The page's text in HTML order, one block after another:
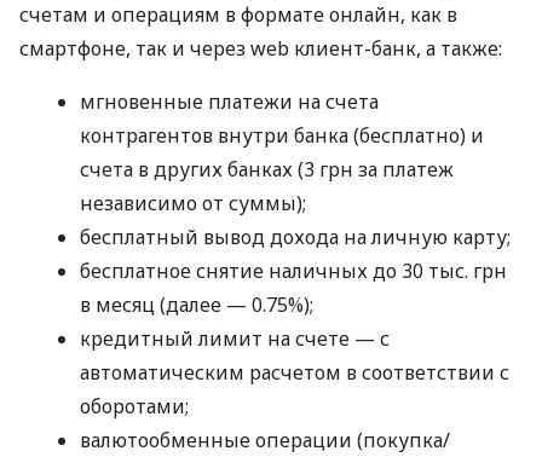
счетам и операциям в формате онлайн, как в
смартфоне, так и через web клиент-банк, а также:
мгновенные платежи на счета
контрагентов внутри банка (бесплатно) и
счета в других банках (3 грн за платеж
независимо от суммы);
бесплатный вывод дохода на личную карту;
бесплатное снятие наличных до 30 тыс. грн
в месяц (далее — 0.75%);
кредитный лимит на счете — с
автоматическим расчетом в соответствии с
оборотами;
валютообменные операции (покупка/